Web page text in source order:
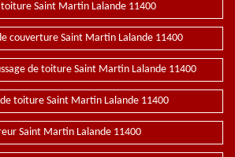
Saint Martin Lalande 11400
couverture Saint Martin Lalande 11400
de toiture Saint Martin Lalande 11400
toiture Saint Martin Lalande 11400
Saint Martin Lalande 11400